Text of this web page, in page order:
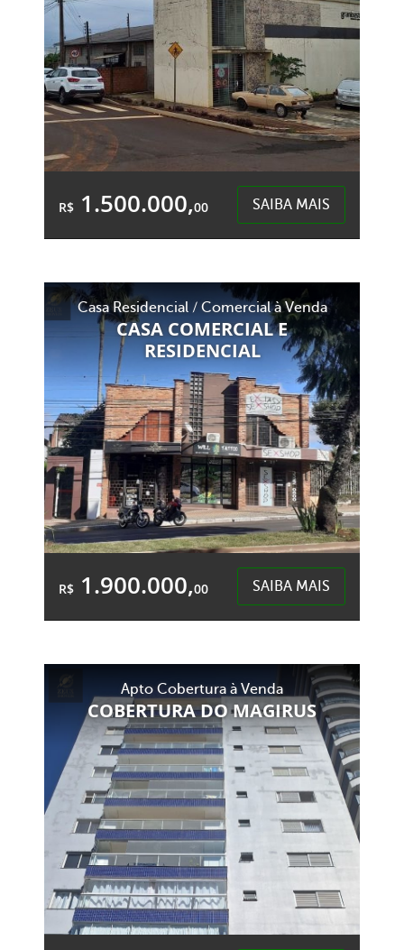
R$ 1.500.000,00 SAIBA MAIS
900,00m²
900,00m²
Esplanada - Chapecó
Casa Residencial / Comercial à Venda
CASA COMERCIAL E
RESIDENCIAL
R$ 1.900.000,00 SAIBA MAIS
450,00m²
Área Privativa:
352,00m²
São Cristóvão - Chapecó
Apto Cobertura à Venda
COBERTURA DO MAGIRUS